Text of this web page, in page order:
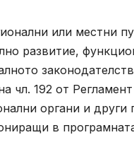
или местни
развитие,
чл. 192 от
органи и
в